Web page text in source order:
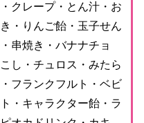
クレープ・とん汁・お
・りんご飴・玉子せん
串焼き・バナナチョ
し・チュロス・みたら
フランクフルト・ベビ
・キャラクター飴・ラ